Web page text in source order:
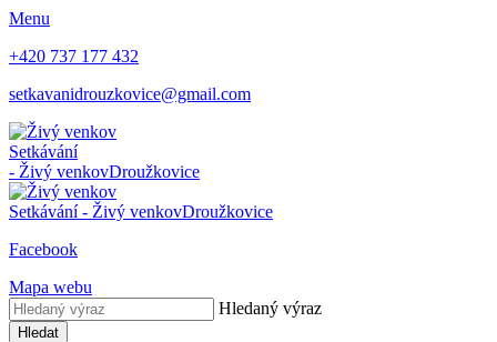
Menu
+420 737 177 432
setkavanidrouzkovice@gmail.com
Setkávání
- Živý venkovDroužkovice
Setkávání - Živý venkovDroužkovice
Facebook
Mapa webu
Hledaný výraz
Hledat